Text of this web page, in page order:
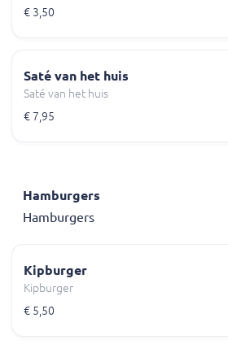
€ 3,50
Saté van het huis
Saté van het huis
€ 7,95
Hamburgers
Hamburgers
Kipburger
Kipburger
€ 5,50